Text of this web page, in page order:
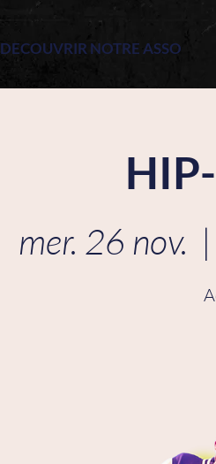
DECOUVRIR NOTRE ASSO
mer. 26 nov.
  |